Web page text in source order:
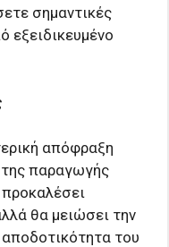
σημαντικές
εξειδικευμένο
απόφραξη
παραγωγής
θα μειώσει την
του